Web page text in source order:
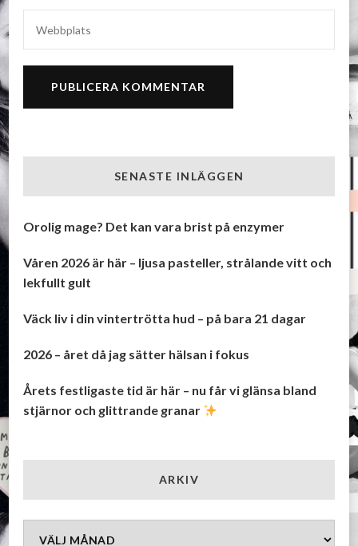
SENASTE INLÄGGEN
Orolig mage? Det kan vara brist på enzymer
Våren 2026 är här – ljusa pasteller, strålande vitt och
lekfullt gult
Väck liv i din vintertrötta hud – på bara 21 dagar
2026 – året då jag sätter hälsan i fokus
Årets festligaste tid är här – nu får vi glänsa bland
stjärnor och glittrande granar
ARKIV
Arkiv